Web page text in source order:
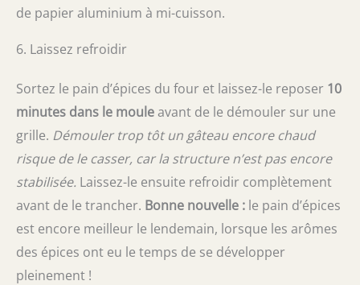
de papier aluminium à mi-cuisson.
6. Laissez refroidir
Sortez le pain d’épices du four et laissez-le reposer 10
minutes dans le mouleavant de le démouler sur une
grille. Démouler trop tôt un gâteau encore chaud
risque de le casser, car la structure n’est pas encore
stabilisée. Laissez-le ensuite refroidir complètement
avant de le trancher. Bonne nouvelle : le pain d’épices
est encore meilleur le lendemain, lorsque les arômes
des épices ont eu le temps de se développer
pleinement !